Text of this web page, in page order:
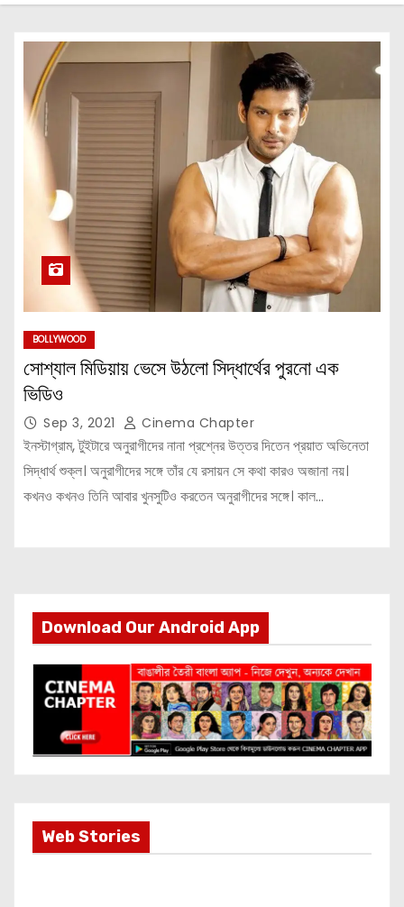
BOLLYWOOD
সোশ্যাল মিডিয়ায় ভেসে উঠলো সিদ্ধার্থের পুরনো এক
ভিডিও
Sep 3, 2021 Cinema Chapter
ইনস্টাগ্রাম, টুইটারে অনুরাগীদের নানা প্রশ্নের উত্তর দিতেন প্রয়াত অভিনেতা
সিদ্ধার্থ শুক্ল। অনুরাগীদের সঙ্গে তাঁর যে রসায়ন সে কথা কারও অজানা নয়।
কখনও কখনও তিনি আবার খুনসুটিও করতেন অনুরাগীদের সঙ্গে। কাল…
Download Our Android App
Web StoriesMost Important
Info about